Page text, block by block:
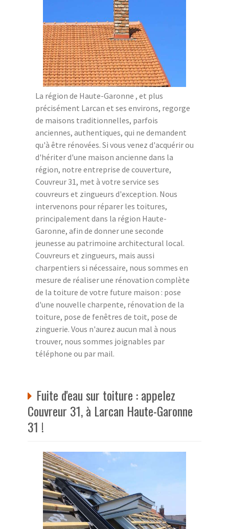
La région de Haute-Garonne , et plus
précisément Larcan et ses environs, regorge
de maisons traditionnelles, parfois
anciennes, authentiques, qui ne demandent
qu'à être rénovées. Si vous venez d'acquérir ou
d'hériter d'une maison ancienne dans la
région, notre entreprise de couverture,
Couvreur 31, met à votre service ses
couvreurs et zingueurs d'exception. Nous
intervenons pour réparer les toitures,
principalement dans la région Haute-
Garonne, afin de donner une seconde
jeunesse au patrimoine architectural local.
Couvreurs et zingueurs, mais aussi
charpentiers si nécessaire, nous sommes en
mesure de réaliser une rénovation complète
de la toiture de votre future maison : pose
d'une nouvelle charpente, rénovation de la
toiture, pose de fenêtres de toit, pose de
zinguerie. Vous n'aurez aucun mal à nous
trouver, nous sommes joignables par
téléphone ou par mail.
Fuite d'eau sur toiture : appelez
Couvreur 31, à Larcan Haute-Garonne
31 !